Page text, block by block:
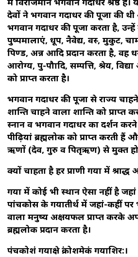
देवों ने भगवान गदाधर की पूजा की
भगवान गदाधर की पूजा करता है,
पुष्पमालाएं, धूप, नैवेद्य, वस्त्र, मुकुट,
पिण्ड, अन्न आदि प्रदान करता है, वह
आरोग्य, पुत्र-पौत्रादि, सम्पत्ति, श्रेय,
को प्राप्त करता है।
भगवान गदाधर की पूजा से राज्य
शान्ति चाहने वाला शान्ति को प्राप्त
स्नान व भगवान गदाधर का दर्शन
पीढ़ियां ब्रह्मलोक को प्राप्त करती हैं
ऋणों (देव, गुरु व पितृऋण) से मुक्त हो
क्यों चाहता है हर प्राणी गया में श्राद्ध
गया में कोई भी स्थान ऐसा नहीं है जहां
पांचकोस के गयातीर्थ में जहां-कहीं पर
वाला मनुष्य अक्षयफल प्राप्त करके
ब्रह्मलोक प्रदान करता है।
पंचकोशं गयाक्षेत्रं क्रोशमेकं गयाशिर:।